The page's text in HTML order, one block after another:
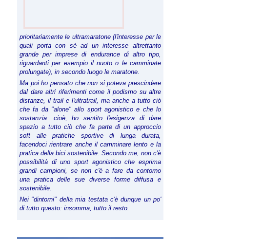
prioritariamente le ultramaratone (l'interesse per le
quali porta con sè ad un interesse altrettanto
grande per imprese di endurance di altro tipo,
riguardanti per esempio il nuoto o le camminate
prolungate), in secondo luogo le maratone.
Ma poi ho pensato che non si poteva prescindere
dal dare altri riferimenti come il podismo su altre
distanze, il trail e l'ultratrail, ma anche a tutto ciò
che fa da "alone" allo sport agonistico e che lo
sostanzia: cioè, ho sentito l'esigenza di dare
spazio a tutto ciò che fa parte di un approccio
soft alle pratiche sportive di lunga durata,
facendoci rientrare anche il camminare lento e la
pratica della bici sostenibile. Secondo me, non c'è
possibilità di uno sport agonistico che esprima
grandi campioni, se non c'è a fare da contorno
una pratica delle sue diverse forme diffusa e
sostenibile.
Nei "dintorni" della mia testata c'è dunque un po'
di tutto questo: insomma, tutto il resto.